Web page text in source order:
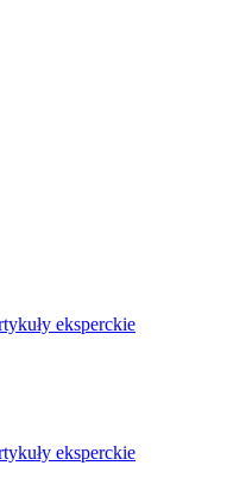
eksperckie
eksperckie